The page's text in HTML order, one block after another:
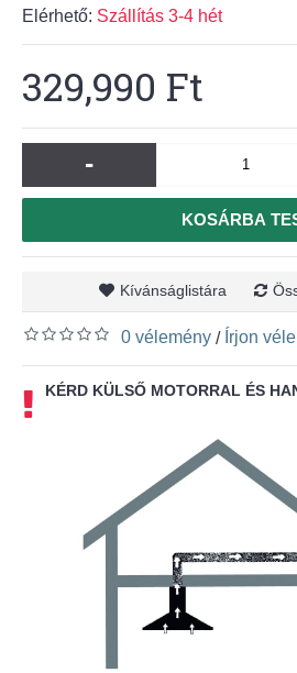
Elérhető: Szállítás 3-4 hét
329,990 Ft
-
KOSÁRBA
Kívánságlistára
0 vélemény / Írjon
KÉRD KÜLSŐ MOTORRAL ÉS